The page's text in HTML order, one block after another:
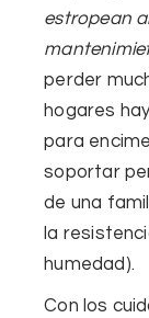
estropean
perder
hogares
para
soportar
de una
la
humedad).
Con los